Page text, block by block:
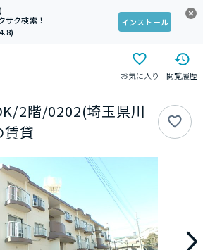
サク検索！
インストール
お気に入り 閲覧履歴
2階/0202(埼玉県川
貸